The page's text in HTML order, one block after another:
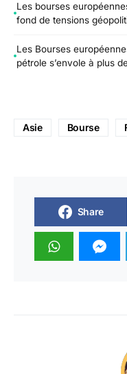
Les bourses
fond de tensions
Les Bourses
pétrole s’envole à plus
Asie Bourse
Share